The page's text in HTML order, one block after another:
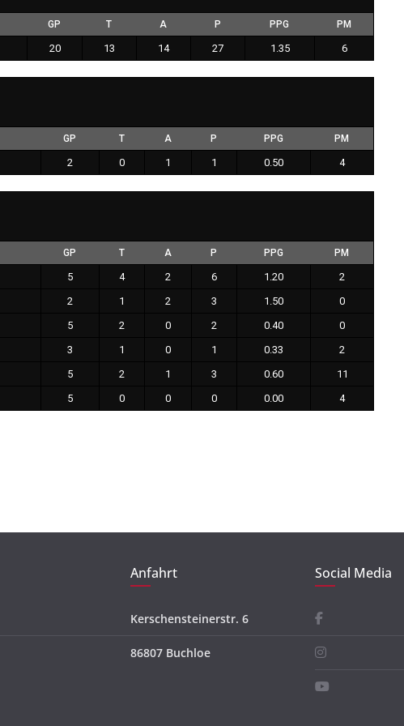
GP T A P PPG PM
20 13 14 27 1.35 6
GP T A P PPG PM
2 0 1 1 0.50 4
GP T A P PPG PM
5 4 2 6 1.20
2
2 1 2 3 1.50
0
5 2 0 2 0.40
0
3 1 0 1 0.33
2
5 2 1 3 0.60
11
5 0 0 0 0.00 4
Anfahrt
Kerschensteinerstr. 6
86807 Buchloe
Social Media